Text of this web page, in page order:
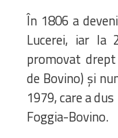
În 1806 a
Lucerei, iar la
promovat drept
de Bovino) și
1979, care a
Foggia-Bovino.